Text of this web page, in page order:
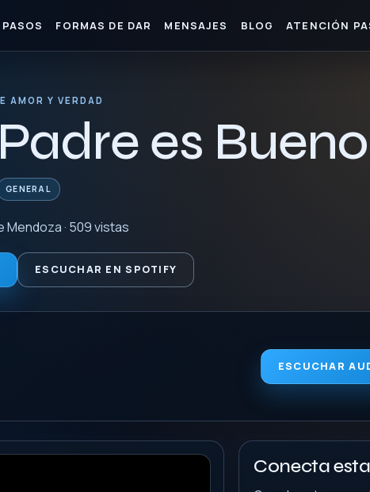
FORMAS DE DAR MENSAJES BLOG ATENCIÓN
AMOR Y VERDAD
es Bueno
GENERAL
· 509 vistas
ESCUCHAR EN SPOTIFY
ESCUCHAR
Conecta